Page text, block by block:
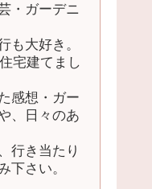
・ガーデニ
も大好き。
宅建てまし
感想・ガー
、日々のあ
行き当たり
下さい。